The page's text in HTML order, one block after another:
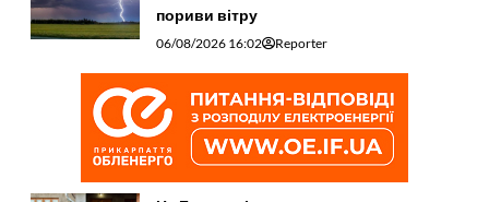
пориви вітру
06/08/2026 16:02 Reporter